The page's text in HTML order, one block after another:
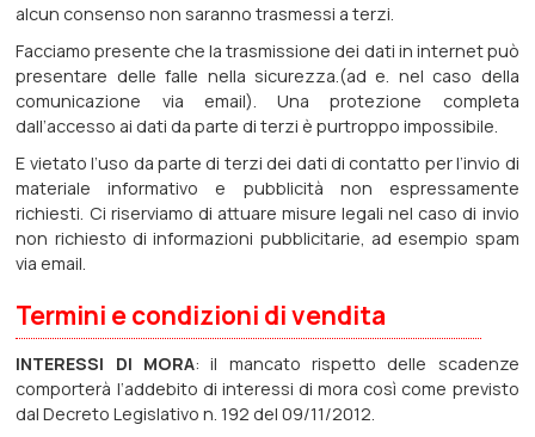
alcun consenso non saranno trasmessi a terzi.
Facciamo presente che la trasmissione dei dati in internet può
presentare delle falle nella sicurezza.(ad e. nel caso della
comunicazione via email). Una protezione completa
dall’accesso ai dati da parte di terzi è purtroppo impossibile.
E vietato l’uso da parte di terzi dei dati di contatto per l’invio di
materiale informativo e pubblicità non espressamente
richiesti. Ci riserviamo di attuare misure legali nel caso di invio
non richiesto di informazioni pubblicitarie, ad esempio spam
via email.
Termini e condizioni di vendita
INTERESSI DI MORA: il mancato rispetto delle scadenze
comporterà l‘addebito di interessi di mora così come previsto
dal Decreto Legislativo n. 192 del 09/11/2012.